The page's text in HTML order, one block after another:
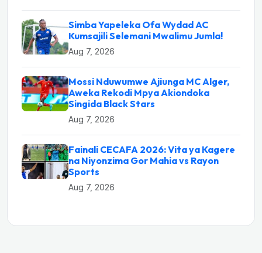
Simba Yapeleka Ofa Wydad AC
Kumsajili Selemani Mwalimu Jumla!
Aug 7, 2026
Mossi Nduwumwe Ajiunga MC Alger,
Aweka Rekodi Mpya Akiondoka
Singida Black Stars
Aug 7, 2026
Fainali CECAFA 2026: Vita ya Kagere
na Niyonzima Gor Mahia vs Rayon
Sports
Aug 7, 2026